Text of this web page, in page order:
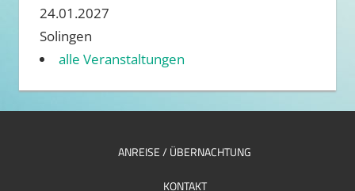
24.01.2027
Solingen
alle Veranstaltungen
ANREISE / ÜBERNACHTUNG
KONTAKT